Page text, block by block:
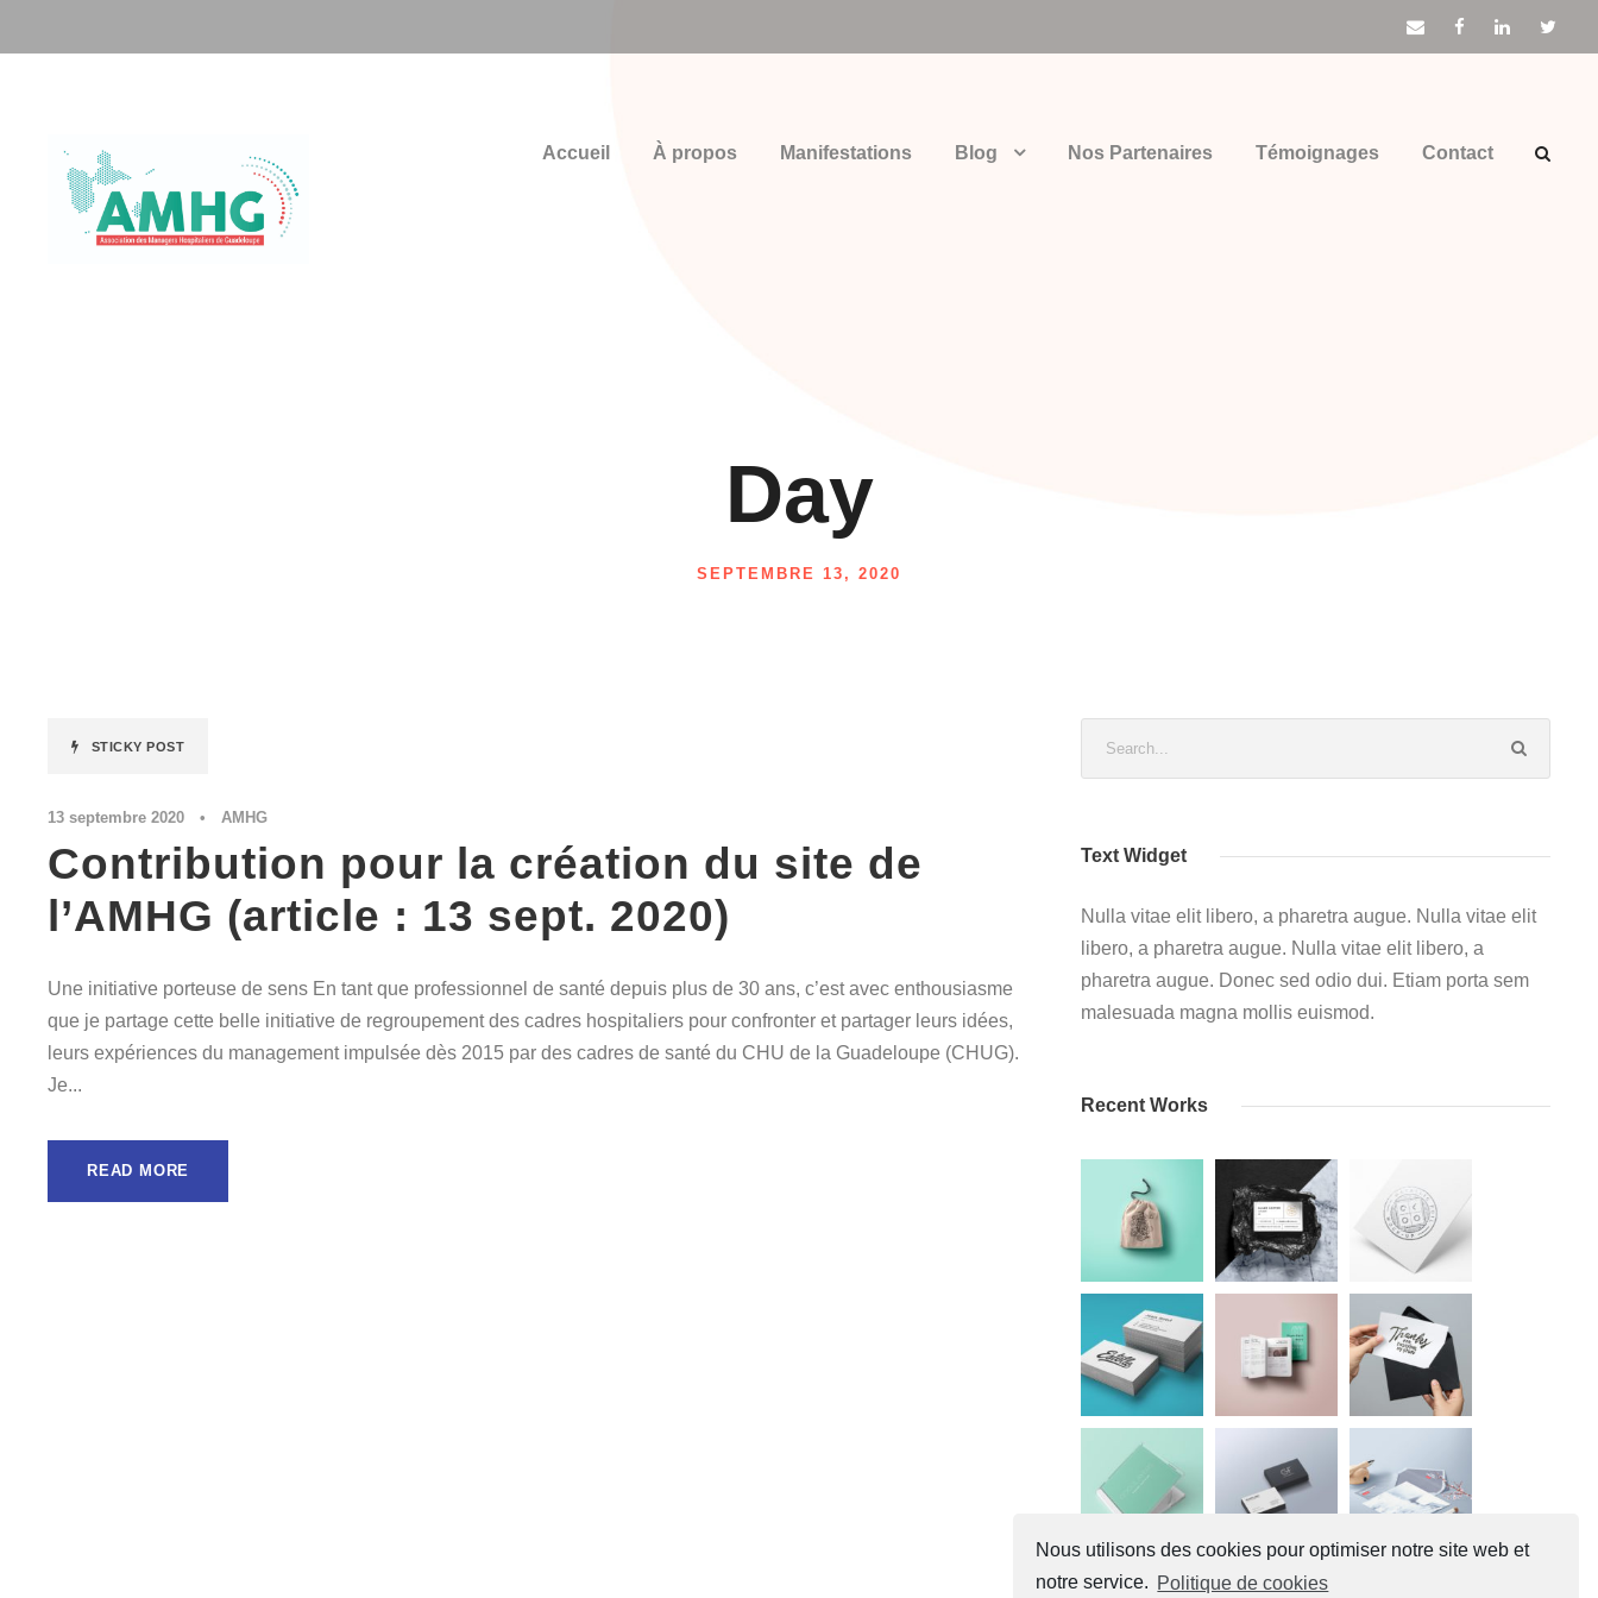
Nous utilisons des cookies pour optimiser notre site web et
notre service. Politique de cookies
Accueil À propos Manifestations Blog Nos Partenaires Témoignages Contact
Day
SEPTEMBRE 13, 2020
STICKY POST
13 septembre 2020 • AMHG
Contribution pour la création du site de
l’AMHG (article : 13 sept. 2020)
Une initiative porteuse de sens En tant que professionnel de santé depuis plus de 30 ans, c’est avec enthousiasme
que je partage cette belle initiative de regroupement des cadres hospitaliers pour confronter et partager leurs idées,
leurs expériences du management impulsée dès 2015 par des cadres de santé du CHU de la Guadeloupe (CHUG).
Je...
READ MORE
Text Widget
Nulla vitae elit libero, a pharetra augue. Nulla vitae elit
libero, a pharetra augue. Nulla vitae elit libero, a
pharetra augue. Donec sed odio dui. Etiam porta sem
malesuada magna mollis euismod.
Recent Works